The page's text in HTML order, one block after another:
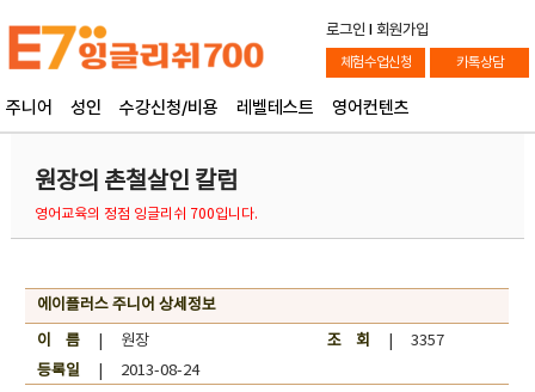
로그인 l 회원가입
체험수업신청 카톡상담
주니어 성인 수강신청/비용 레벨테스트 영어컨텐츠
원장의 촌철살인 칼럼
영어교육의 정점 잉글리쉬 700입니다.
에이플러스 주니어 상세정보
이 름| 원장 조 회
| 3357
등록일| 2013-08-24